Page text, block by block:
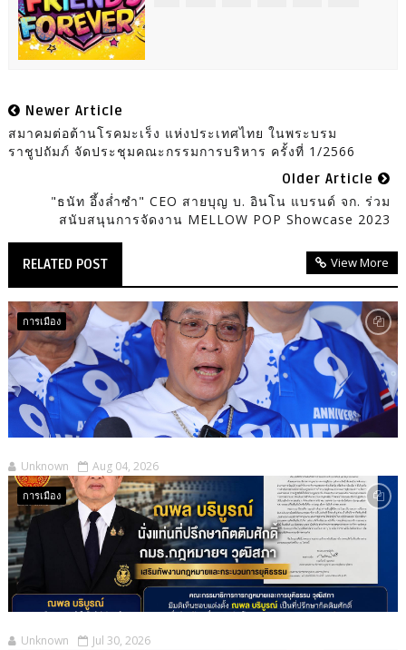
Newer Article
สมาคมต่อต้านโรคมะเร็ง แห่งประเทศไทย ในพระบรม
ราชูปถัมภ์ จัดประชุมคณะกรรมการบริหาร ครั้งที่ 1/2566
Older Article
"ธนัท อึ้งล่ำซำ" CEO สายบุญ บ. อินโน แบรนด์ จก. ร่วม
สนับสนุนการจัดงาน MELLOW POP Showcase 2023
RELATED POST View More
การเมือง
Unknown Aug 04, 2026
การเมือง
Unknown Jul 30, 2026